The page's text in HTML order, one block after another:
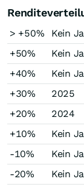
> +50%
Kein
+50%
Kein
+40%
Kein
+30%
2025
+20%
2024
+10%
Kein
-10%
Kein
-20%
Kein